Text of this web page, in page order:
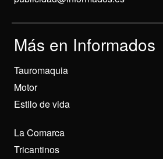
Más en Informados
Tauromaquia
Motor
Estilo de vida
La Comarca
Tricantinos